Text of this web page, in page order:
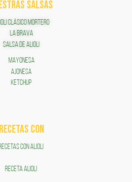
SALSAS
CLÁSICO MORTERO
LA BRAVA
SALSA DE ALIOLI
MAYONESA
AJONESA
KETCHUP
RECETAS COn
CON ALIOLI
RECETA ALIOLI